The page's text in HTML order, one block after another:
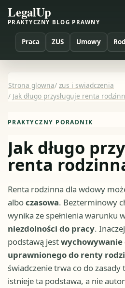
LegalUp
PRAKTYCZNY BLOG PRAWNY
Praca ZUS Umowy
Strona glowna/ zus i swiadczenia
/ Jak długo przysługuje renta
PRAKTYCZNY PORADNIK
Jak długo
renta
Renta rodzinna dla wdowy
alboczasowa. Bezterminowy
wynika ze spełnienia warunku
niezdolności do pracy.
podstawą jestwychowywanie
uprawnionego do renty
świadczenie trwa co do zasady
istnieje ta podstawa, a nie